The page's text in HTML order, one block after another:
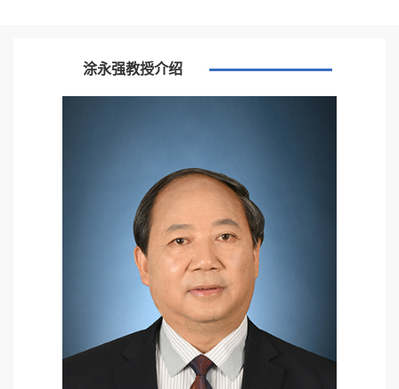
章发表
2023-11-13
涂永强院士获2022年何梁何利奖
2023-02-18
涂永强教授介绍